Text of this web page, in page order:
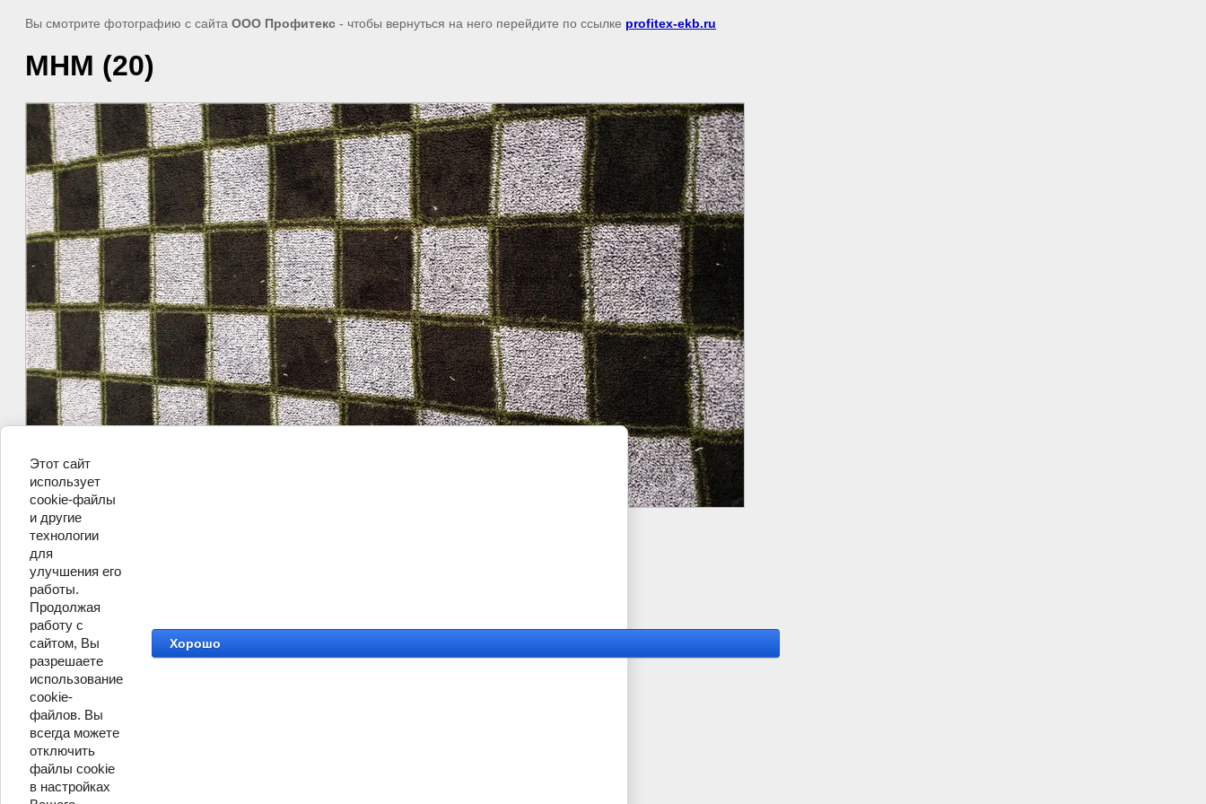
Вы смотрите фотографию с сайта ООО Профитекс - чтобы вернуться на него перейдите по ссылке profitex-ekb.ru
МНМ (20)
ООО Профитекс
Этот сайт
использует
cookie-файлы
и другие
технологии
для
улучшения его
работы.
Продолжая
работу с
сайтом, Вы
разрешаете
использование
cookie-
файлов. Вы
всегда можете
отключить
файлы cookie
в настройках
Хорошо